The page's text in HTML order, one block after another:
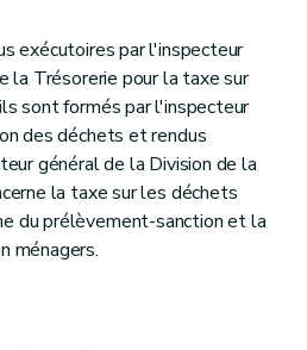
exécutoires par l'inspecteur
la Trésorerie pour la taxe sur
sont formés par l'inspecteur
des déchets et rendus
général de la Division de la
la taxe sur les déchets
du prélèvement-sanction et la
ménagers.